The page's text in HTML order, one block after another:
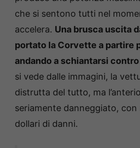
che si sentono tutti nel
accelera. Una brusca uscita
portato la Corvette a partire
andando a schiantarsi
si vede dalle immagini, la
distrutta del tutto, ma
seriamente danneggiato, con
dollari di danni.